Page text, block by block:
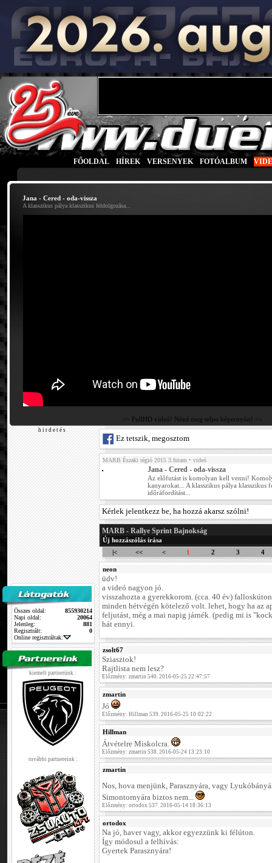
FŐOLDAL HÍREK VERSENYEK FOTÓALBUM
Jana - Cered - oda-vissza
A klasszikus pálya klasszikus feldolgozása...
>> FullHD videó! Nézd meg teljes képernyőn! <<
h i r d e t é s
Összes oldal:
855930214
Napi oldal:
20064
Jelenleg:
881
Regisztrált:
0
Online regisztráltak:
kiemelt partnerünk :
további partnereink :
Ez tetszik, megosztom
MARB Északi régió 2015 3.futam • videó
Jana - Cered - oda-vissza
Az előfutást is komolyan kell venni!
kanyarokat... A klasszikus pálya klasszikus
időráfordítást...
Kérlek jelentkezz be, ha hozzá akarsz szólni!
MARB - Rallye Sprint Bajnokság
Új hozzászólás írása
|<
<< < 1 2 3 4
neon
üdv!
a videó nagyon jó.
visszahozta a gyerekkorom. (cca. 40 év)
minden hétvégén kötelező volt. lehet, hogy ha az
feljutást, még a mai napig járnék. (pedig mi is
hát ennyi.
zsolt67
Sziasztok!
Rajtlista nem lesz?
Előzmény: zmartin 540. 2016-05-25 22:47:57
zmartin
Jó
Előzmény: Hillman 539. 2016-05-25 10:02:22
Hillman
Átvételre Miskolcra.
Előzmény: zmartin 538. 2016-05-24 13:23:10
zmartin
Nos, hova menjünk, Parasznyára, vagy
Simontornyára biztos nem...
Előzmény: ortodox 537. 2016-05-14 18:36:13
ortodox
Na jó, haver vagy, akkor egyezzünk ki félúton.
Így módosul a felhívás:
Gyertek Parasznyára!